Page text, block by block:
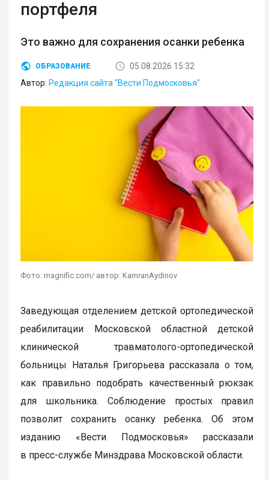
портфеля
Это важно для сохранения осанки ребенка
ОБРАЗОВАНИЕ
05.08.2026 15:32
Автор: Редакция сайта "Вести Подмосковья"
Фото: magnific.com/ автор: KamranAydinov
Заведующая отделением детской ортопедической
реабилитации Московской областной детской
клинической травматолого-ортопедической
больницы Наталья Григорьева рассказала о том,
как правильно подобрать качественный рюкзак
для школьника. Соблюдение простых правил
позволит сохранить осанку ребенка. Об этом
изданию «Вести Подмосковья» рассказали
в пресс-службе Минздрава Московской области.